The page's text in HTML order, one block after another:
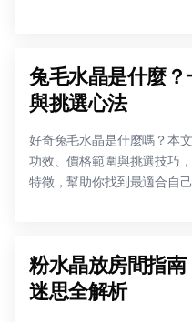
兔毛水晶是什麼
與挑選心法
好奇兔毛水晶是什麼嗎？本
功效、價格範圍與挑選技巧
特徵，幫助你找到最適合自己
粉水晶放房間指
迷思全解析